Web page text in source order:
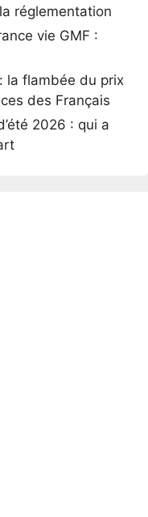
réglementation
vie GMF :
la flambée du prix
des Français
2026 : qui a